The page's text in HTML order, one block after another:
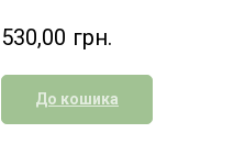
530,00 грн.
До кошика